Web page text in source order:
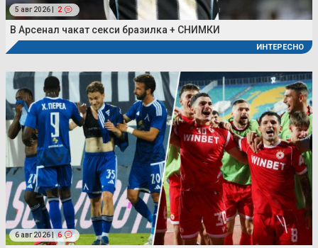
5 авг 2026 | 2
В Арсенал чакат секси бразилка + СНИМКИ
ИНТЕРЕСНО
6 авг 2026 | 6